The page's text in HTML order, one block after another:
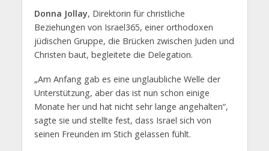
Donna Jollay, Direktorin für christliche
Beziehungen von Israel365, einer orthodoxen
jüdischen Gruppe, die Brücken zwischen Juden und
Christen baut, begleitete die Delegation.
„Am Anfang gab es eine unglaubliche Welle der
Unterstützung, aber das ist nun schon einige
Monate her und hat nicht sehr lange angehalten“,
sagte sie und stellte fest, dass Israel sich von
seinen Freunden im Stich gelassen fühlt.